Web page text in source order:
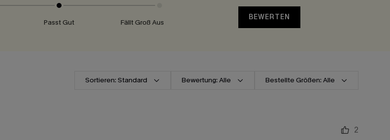
Passt Gut Fällt Groß Aus
BEWERTEN
Sortieren: Standard Bewertung: Alle Bestellte Größen: Alle
2